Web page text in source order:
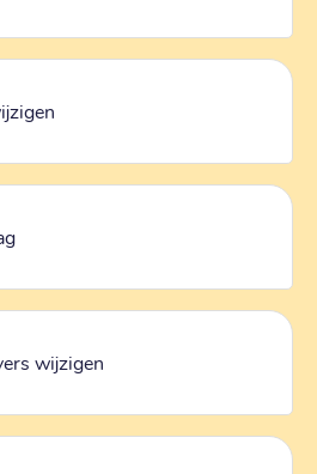
wijzigen